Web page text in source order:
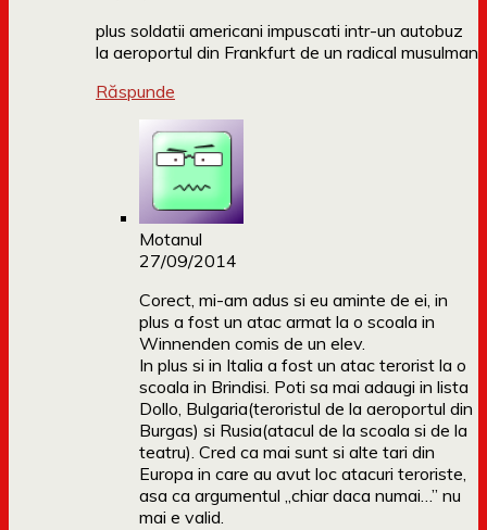
plus soldatii americani impuscati intr-un autobuz
la aeroportul din Frankfurt de un radical musulman
Răspunde
Motanul
27/09/2014
Corect, mi-am adus si eu aminte de ei, in
plus a fost un atac armat la o scoala in
Winnenden comis de un elev.
In plus si in Italia a fost un atac terorist la o
scoala in Brindisi. Poti sa mai adaugi in lista
Dollo, Bulgaria(teroristul de la aeroportul din
Burgas) si Rusia(atacul de la scoala si de la
teatru). Cred ca mai sunt si alte tari din
Europa in care au avut loc atacuri teroriste,
asa ca argumentul „chiar daca numai…” nu
mai e valid.